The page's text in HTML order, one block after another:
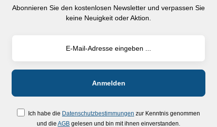
Abonnieren Sie den kostenlosen Newsletter und verpassen Sie
keine Neuigkeit oder Aktion.
Ich habe die Datenschutzbestimmungen zur Kenntnis genommen
und die AGB gelesen und bin mit ihnen einverstanden.